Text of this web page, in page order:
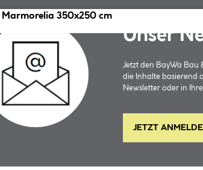
Marmorelia 350x250 cm
Unser
Jetzt den BayWa
die Inhalte basierend
Newsletter oder in
JETZT